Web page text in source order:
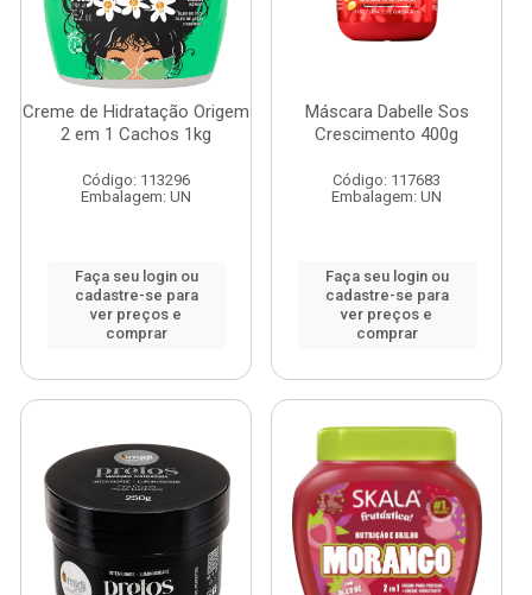
Creme de Hidratação Origem
2 em 1 Cachos 1kg
Código: 113296
Embalagem: UN
Faça seu login ou
cadastre-se para
ver preços e
comprar
Máscara Dabelle Sos
Crescimento 400g
Código: 117683
Embalagem: UN
Faça seu login ou
cadastre-se para
ver preços e
comprar